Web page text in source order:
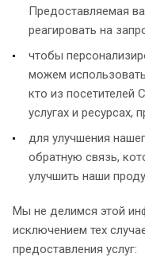
Предоставляемая
реагировать на
чтобы
можем
кто из посетителей
услугах и ресурсах,
для улучшения
обратную связь,
улучшить наши
Мы не делимся этой
исключением тех
предоставления услуг: